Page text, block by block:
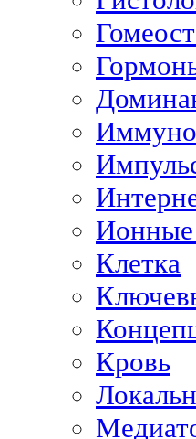
Ионные
Клетка
Кровь